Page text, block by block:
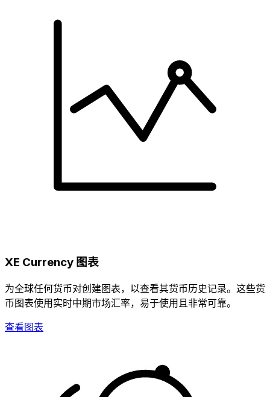
XE Currency 图表
为全球任何货币对创建图表，以查看其货币历史记录。这些货
币图表使用实时中期市场汇率，易于使用且非常可靠。
查看图表